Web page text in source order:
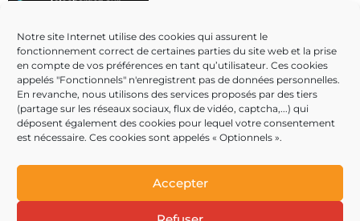
Notre site Internet utilise des cookies qui assurent le
fonctionnement correct de certaines parties du site web et la prise
en compte de vos préférences en tant qu’utilisateur. Ces cookies
appelés "Fonctionnels" n'enregistrent pas de données personnelles.
En revanche, nous utilisons des services proposés par des tiers
(partage sur les réseaux sociaux, flux de vidéo, captcha,...) qui
déposent également des cookies pour lequel votre consentement
est nécessaire. Ces cookies sont appelés « Optionnels ».
Accepter
Partenaires